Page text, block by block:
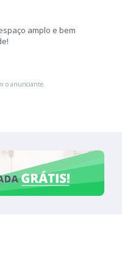
amplo e bem
o anunciante.